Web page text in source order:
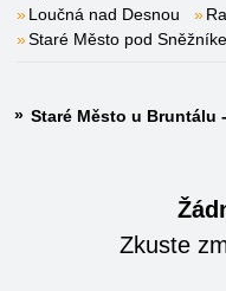
Loučná nad Desnou
Staré Město pod
Staré Město u Bruntálu
Zkuste